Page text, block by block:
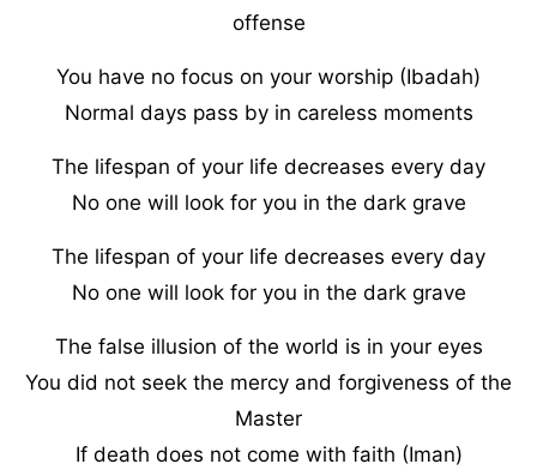
offense
You have no focus on your worship (Ibadah)
Normal days pass by in careless moments
The lifespan of your life decreases every day
No one will look for you in the dark grave
The lifespan of your life decreases every day
No one will look for you in the dark grave
The false illusion of the world is in your eyes
You did not seek the mercy and forgiveness of the
Master
If death does not come with faith (Iman)